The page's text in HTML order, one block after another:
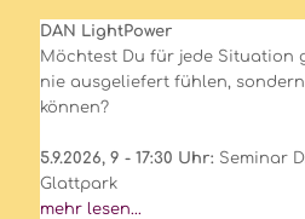
DAN LightPower
Möchtest Du für jede Situation
nie ausgeliefert fühlen,
können?
5.9.2026, 9 - 17:30 Uhr: Seminar
Glattpark
mehr lesen...